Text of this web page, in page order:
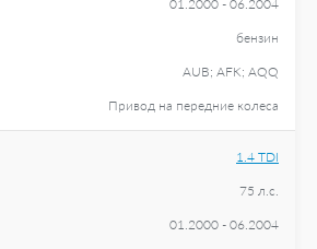
01.2000 - 06.2004
бензин
AUB; AFK; AQQ
Привод на передние колеса
1.4 TDI
75 л.с.
01.2000 - 06.2004